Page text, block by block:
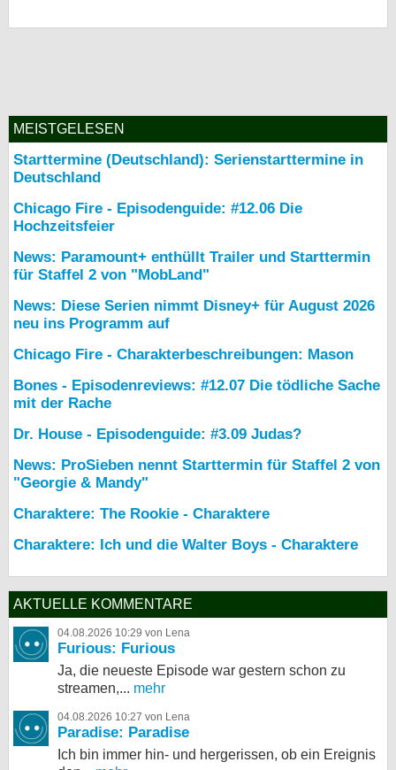
MEISTGELESEN
Starttermine (Deutschland): Serienstarttermine in
Deutschland
Chicago Fire - Episodenguide: #12.06 Die
Hochzeitsfeier
News: Paramount+ enthüllt Trailer und Starttermin
für Staffel 2 von "MobLand"
News: Diese Serien nimmt Disney+ für August 2026
neu ins Programm auf
Chicago Fire - Charakterbeschreibungen: Mason
Bones - Episodenreviews: #12.07 Die tödliche Sache
mit der Rache
Dr. House - Episodenguide: #3.09 Judas?
News: ProSieben nennt Starttermin für Staffel 2 von
"Georgie & Mandy"
Charaktere: The Rookie - Charaktere
Charaktere: Ich und die Walter Boys - Charaktere
AKTUELLE KOMMENTARE
04.08.2026 10:29 von Lena
Furious: Furious
Ja, die neueste Episode war gestern schon zu
streamen,... mehr
04.08.2026 10:27 von Lena
Paradise: Paradise
Ich bin immer hin- und hergerissen, ob ein Ereignis